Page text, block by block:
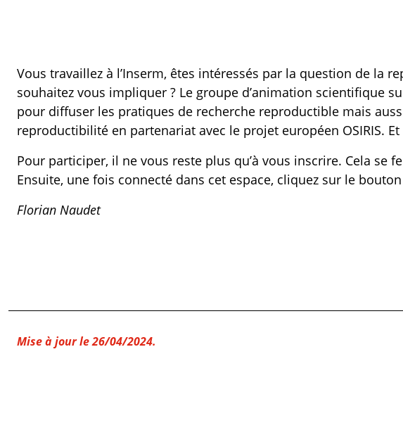
Vous travaillez à l’Inserm, êtes intéressés par la question de la
souhaitez vous impliquer ? Le groupe d’animation scientifique
pour diffuser les pratiques de recherche reproductible mais
reproductibilité en partenariat avec le projet européen OSIRIS.
Pour participer, il ne vous reste plus qu’à vous inscrire. Cela se
Ensuite, une fois connecté dans cet espace, cliquez sur le
Florian Naudet
Mise à jour le 26/04/2024.